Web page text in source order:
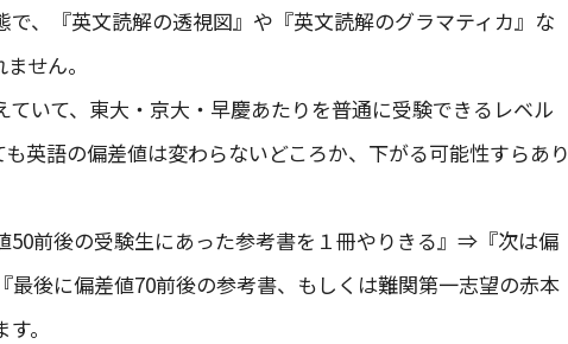
、『英文読解の透視図』や『英文読解のグラマティカ』な
せん。
いて、東大・京大・早慶あたりを普通に受験できるレベル
英語の偏差値は変わらないどころか、下がる可能性すらあり
50前後の受験生にあった参考書を１冊やりきる』⇒『次は偏
後に偏差値70前後の参考書、もしくは難関第一志望の赤本
。